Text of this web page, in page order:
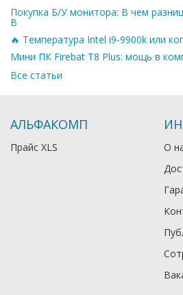
Покупка Б/У монитора: В чем
B
🔥 Температура Intel i9-9900k или
Мини ПК Firebat T8 Plus: мощь в
Все статьи
АЛЬФАКОМП
Прайс XLS
О